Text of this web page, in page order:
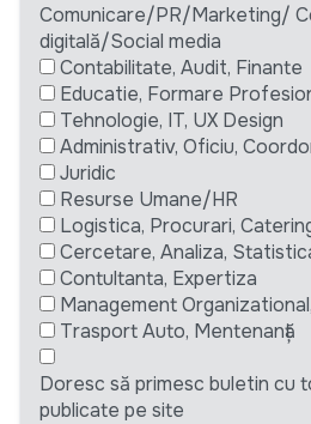
Comunicare/PR/Marketing/
digitală/Social media
Contabilitate, Audit, Finante
Educatie, Formare
Tehnologie, IT, UX Design
Administrativ, Oficiu,
Juridic
Resurse Umane/HR
Logistica, Procurari,
Cercetare, Analiza,
Contultanta, Expertiza
Management
Trasport Auto, Mentenanță
Doresc să primesc buletin cu
publicate pe site